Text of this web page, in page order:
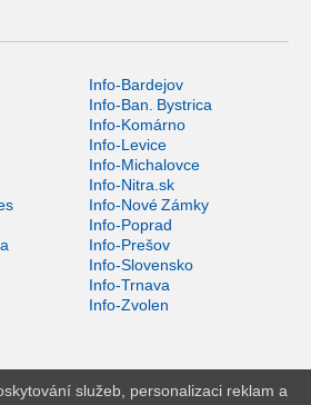
Info-Bardejov
Info-Ban. Bystrica
Info-Komárno
Info-Levice
Info-Michalovce
Info-Nitra.sk
Info-Nové Zámky
Info-Poprad
Info-Prešov
Info-Slovensko
Info-Trnava
Info-Zvolen
služeb, personalizaci reklam a